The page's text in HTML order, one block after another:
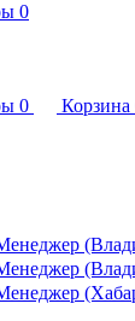
0
0 Корзина